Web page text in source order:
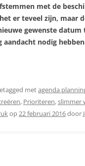
met de
er teveel zijn, maar
gewenste datum
aandacht nodig
metagenda
, Prioriteren,slimmer
op22 februari 2016door